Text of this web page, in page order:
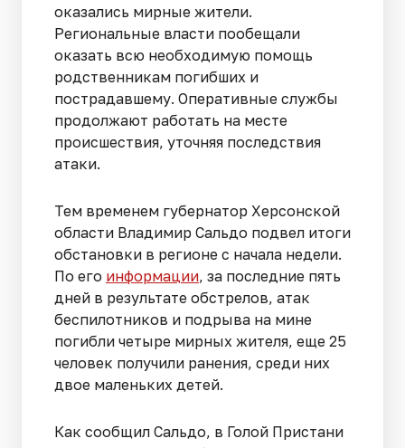
оказались мирные жители.
Региональные власти пообещали
оказать всю необходимую помощь
родственникам погибших и
пострадавшему. Оперативные службы
продолжают работать на месте
происшествия, уточняя последствия
атаки.
Тем временем губернатор Херсонской
области Владимир Сальдо подвел итоги
обстановки в регионе с начала недели.
По его информации, за последние пять
дней в результате обстрелов, атак
беспилотников и подрыва на мине
погибли четыре мирных жителя, еще 25
человек получили ранения, среди них
двое маленьких детей.
Как сообщил Сальдо, в Голой Пристани